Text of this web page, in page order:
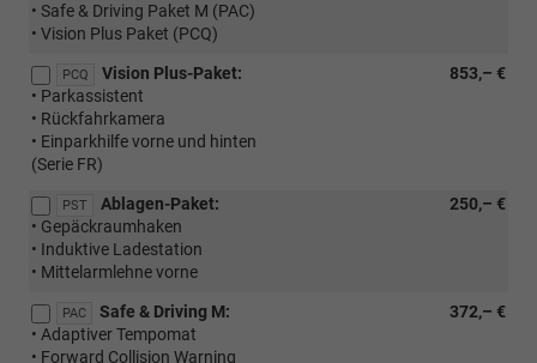
• Safe & Driving Paket M (PAC)
• Vision Plus Paket (PCQ)
PCQ 853,– €
Vision Plus-Paket:
• Parkassistent
• Rückfahrkamera
• Einparkhilfe vorne und hinten
(Serie FR)
PST 250,– €
Ablagen-Paket:
• Gepäckraumhaken
• Induktive Ladestation
• Mittelarmlehne vorne
PAC 372,– €
Safe & Driving M:
• Adaptiver Tempomat
• Forward Collision Warning